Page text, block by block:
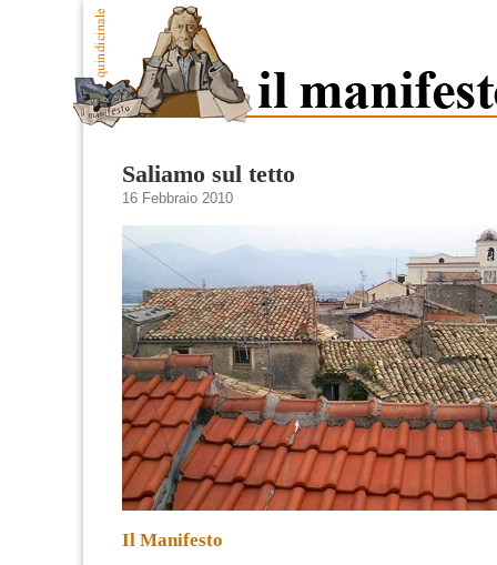
Saliamo sul tetto
16 Febbraio 2010
Il Manifesto